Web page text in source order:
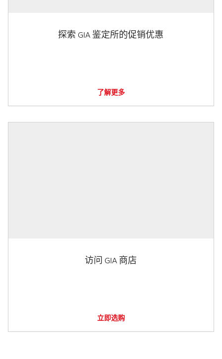
探索 GIA 鉴定所的促销优惠
了解更多
访问 GIA 商店
立即选购